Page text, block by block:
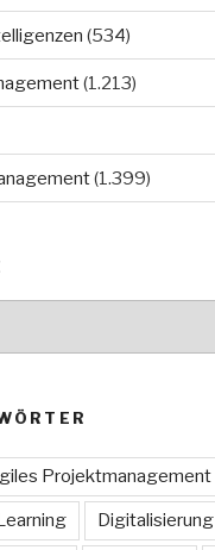
(534)
(1.213)
(1.399)
Projektmanagement
Digitalisierung